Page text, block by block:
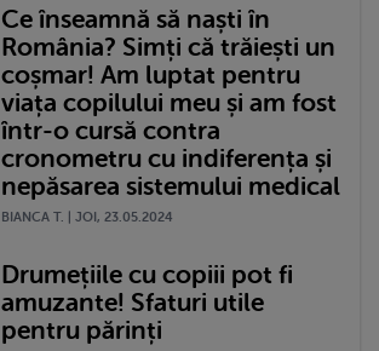
Ce înseamnă să naști în
România? Simți că trăiești un
coșmar! Am luptat pentru
viața copilului meu și am fost
într-o cursă contra
cronometru cu indiferența și
nepăsarea sistemului medical
BIANCA T. | JOI, 23.05.2024
Drumețiile cu copiii pot fi
amuzante! Sfaturi utile
pentru părinți